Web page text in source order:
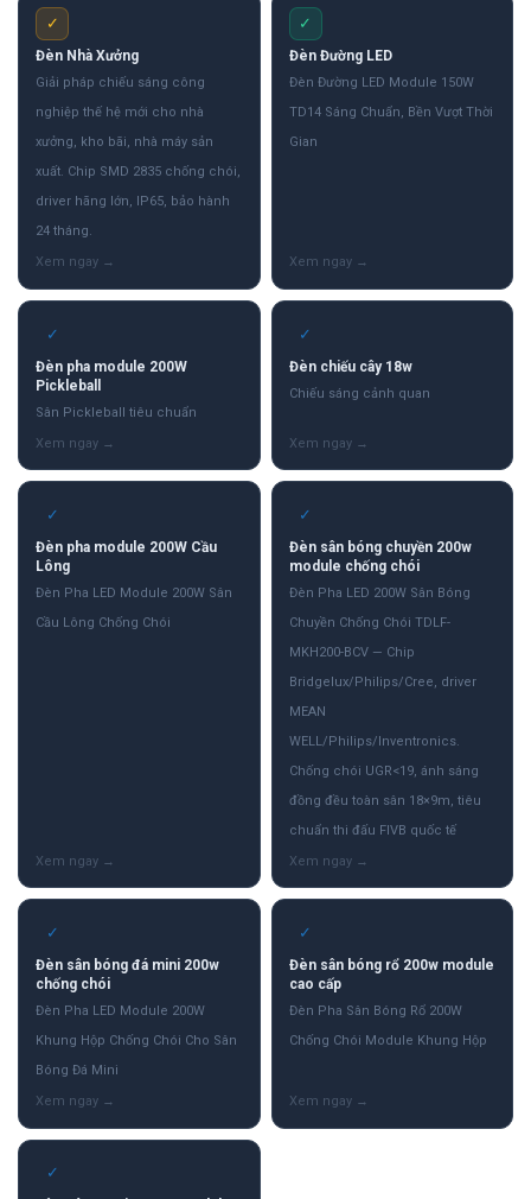
✓
Đèn Nhà Xưởng
Giải pháp chiếu sáng công
nghiệp thế hệ mới cho nhà
xưởng, kho bãi, nhà máy sản
xuất. Chip SMD 2835 chống chói,
driver hãng lớn, IP65, bảo hành
24 tháng.
✓
Đèn Đường LED
Đèn Đường LED Module 150W
TD14 Sáng Chuẩn, Bền Vượt Thời
Gian
✓
Đèn pha module 200W
Pickleball
Sân Pickleball tiêu chuẩn
✓
Đèn chiếu cây 18w
Chiếu sáng cảnh quan
✓
Đèn pha module 200W Cầu
Lông
Đèn Pha LED Module 200W Sân
Cầu Lông Chống Chói
✓
Đèn sân bóng chuyền 200w
module chống chói
Đèn Pha LED 200W Sân Bóng
Chuyền Chống Chói TDLF-
MKH200-BCV — Chip
Bridgelux/Philips/Cree, driver
MEAN
WELL/Philips/Inventronics.
Chống chói UGR<19, ánh sáng
đồng đều toàn sân 18×9m, tiêu
chuẩn thi đấu FIVB quốc tế
✓
Đèn sân bóng đá mini 200w
chống chói
Đèn Pha LED Module 200W
Khung Hộp Chống Chói Cho Sân
Bóng Đá Mini
✓
Đèn sân bóng rổ 200w module
cao cấp
Đèn Pha Sân Bóng Rổ 200W
Chống Chói Module Khung Hộp
✓